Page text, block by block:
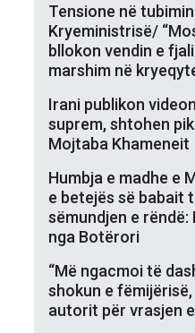
Tensione në
Kryeministrisë/
bllokon vendin e
marshim në
Irani publikon
suprem, shtohen
Mojtaba Khameneit
Humbja e madhe e
e betejës së babait
sëmundjen e
nga Botërori
“Më ngacmoi të
shokun e
autorit për vrasjen